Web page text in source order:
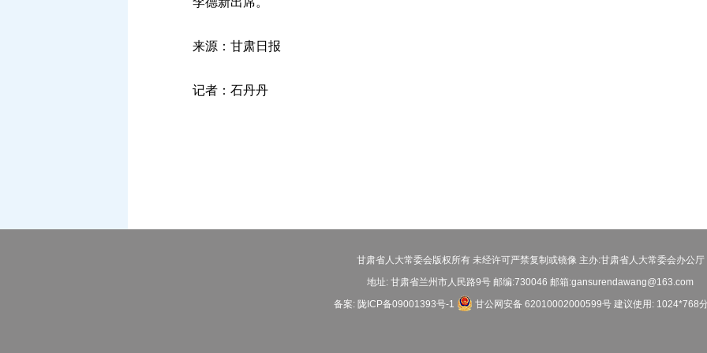
来源：甘肃日报
记者：石丹丹
甘肃省人大常委会版权所有 未经许可严禁复制或镜像 主办:甘肃省人大常委会办公厅
地址: 甘肃省兰州市人民路9号 邮编:730046 邮箱:gansurendawang@163.com
备案: 陇ICP备09001393号-1 甘公网安备 62010002000599号建议使用: 1024*768